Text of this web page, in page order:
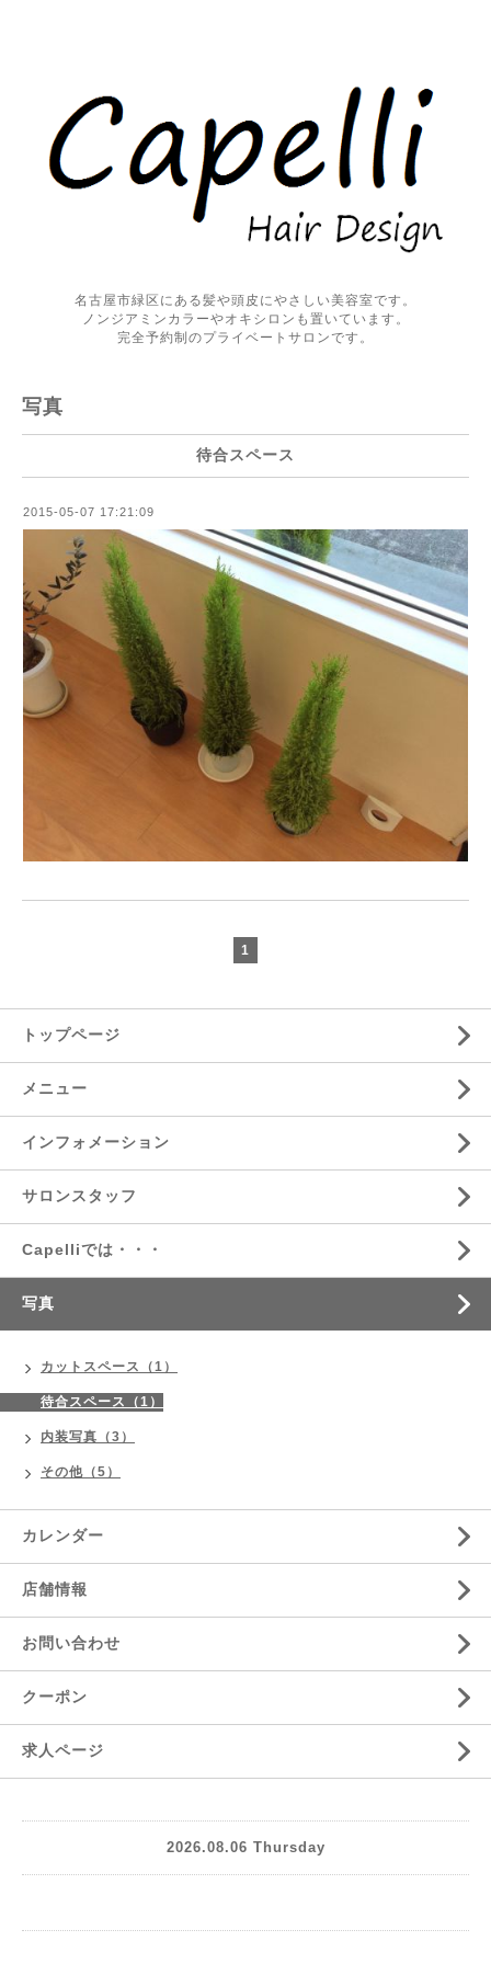
名古屋市緑区にある髪や頭皮にやさしい美容室です。
ノンジアミンカラーやオキシロンも置いています。
完全予約制のプライベートサロンです。
写真
待合スペース
2015-05-07 17:21:09
1
トップページ
メニュー
インフォメーション
サロンスタッフ
Capelliでは・・・
写真
カットスペース（1）
待合スペース（1）
内装写真（3）
その他（5）
カレンダー
店舗情報
お問い合わせ
クーポン
求人ページ
2026.08.06 Thursday